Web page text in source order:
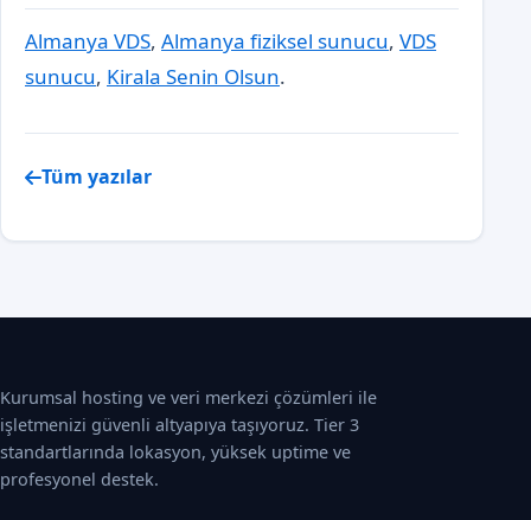
Almanya VDS, Almanya fiziksel sunucu, VDS
sunucu, Kirala Senin Olsun.
Tüm yazılar
Kurumsal hosting ve veri merkezi çözümleri ile
işletmenizi güvenli altyapıya taşıyoruz. Tier 3
standartlarında lokasyon, yüksek uptime ve
profesyonel destek.